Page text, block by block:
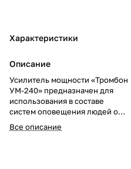
Характеристики
Описание
Усилитель мощности «Тромбон
УМ-240» предназначен для
использования в составе
систем оповещения людей о
пожаре в зданиях и
сооружениях. Усилитель может
Все описание